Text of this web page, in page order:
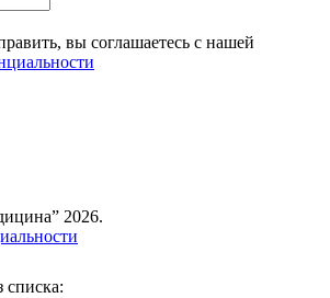
вы соглашаетесь с нашей
2026.
списка: